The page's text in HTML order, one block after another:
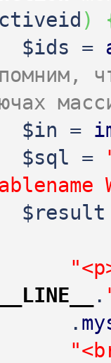
)
$ids =
$in =
$sql =
$result
__LINE__ .